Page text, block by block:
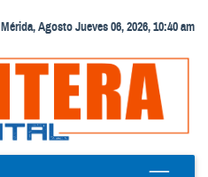
Mérida, Agosto Jueves 06, 2026, 10:40 am